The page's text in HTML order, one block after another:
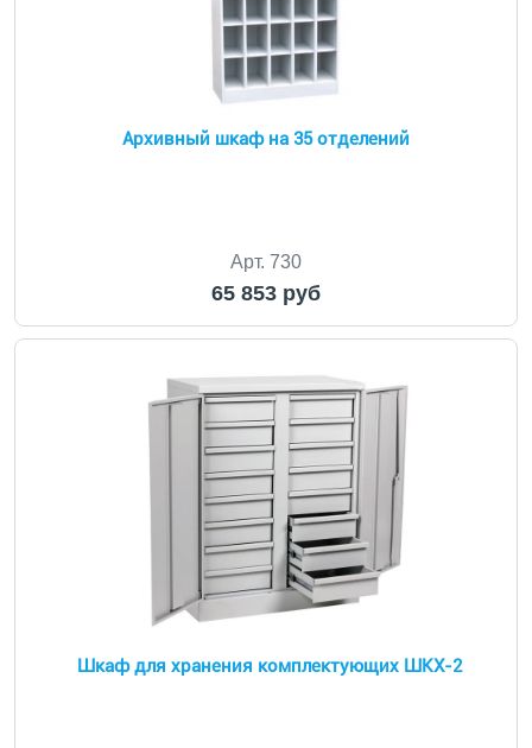
Архивный шкаф на 35 отделений
Арт. 730
65 853 руб
Шкаф для хранения комплектующих ШКX-2